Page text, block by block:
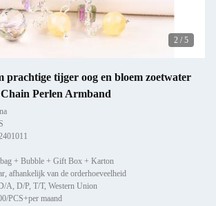
2 / 5
prachtige tijger oog en bloem zoetwater
Perlen Armband
+ Bubble + Gift Box + Karton
afhankelijk van de orderhoeveelheid
A, D/P, T/T, Western Union
PCS+per maand